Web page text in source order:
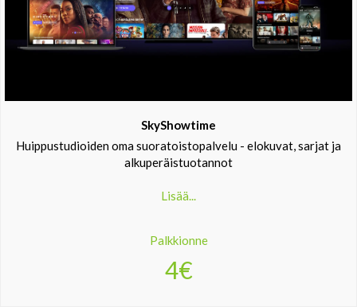
SkyShowtime
Huippustudioiden oma suoratoistopalvelu - elokuvat, sarjat ja
alkuperäistuotannot
Lisää...
Palkkionne
4€